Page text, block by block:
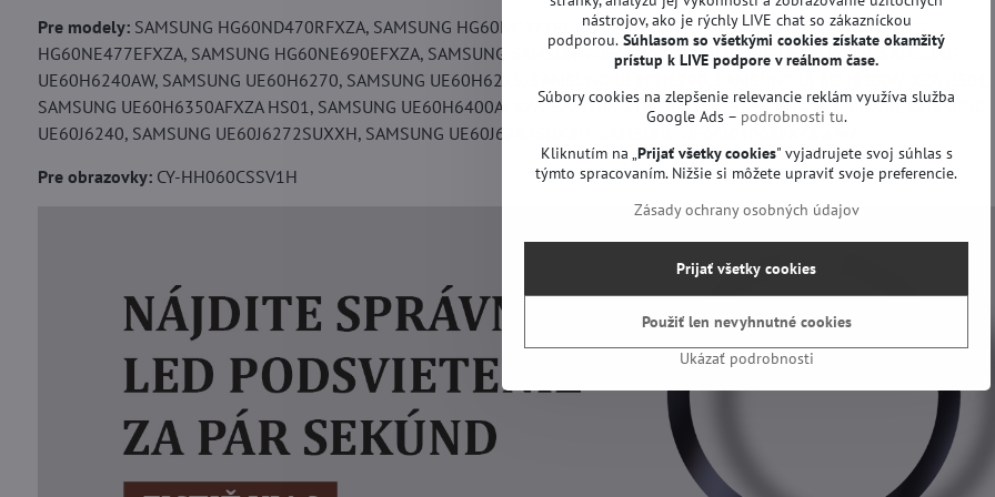
Pre modely:SAMSUNG HG60ND470RFXZA, SAMSUNG HG60ND477RFXZA, SAMSUNG HG60NE470EFXZA, SAMSUNG
HG60NE477EFXZA, SAMSUNG HG60NE690EFXZA, SAMSUNG SAMSUNG UE60H6200, SAMSUNG UE60H6240, SAMSUNG
UE60H6240AW, SAMSUNG UE60H6270, SAMSUNG UE60H6275, SAMSUNG UE60H6290, SAMSUNG UE60H6300AFXZA HS01,
SAMSUNG UE60H6350AFXZA HS01, SAMSUNG UE60H6400AFXZA, SAMSUNG UE60J6150, SAMSUNG UE60J6200, SAMSUNG
UE60J6240, SAMSUNG UE60J6272SUXXH, SAMSUNG UE60J6282SUXXH, SAMSUNG UE60J6300AFXZA a iné.
Pre obrazovky:CY-HH060CSSV1H
nástrojov, ako je rýchly LIVE chat so zákazníckou
podporou. Súhlasom so všetkými cookies získate okamžitý
prístup k LIVE podpore v reálnom čase.
Súbory cookies na zlepšenie relevancie reklám využíva služba
Google Ads – podrobnosti tu.
Kliknutím na „ Prijať všetky cookies" vyjadrujete svoj súhlas s
týmto spracovaním. Nižšie si môžete upraviť svoje preferencie.
Zásady ochrany osobných údajov
Ukázať podrobnosti
Prijať všetky cookies
Použiť len nevyhnutné cookies